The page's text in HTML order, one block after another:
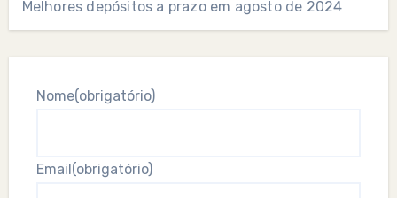
Melhores depósitos a prazo em agosto de 2024
Nome(obrigatório)
Email (obrigatório)